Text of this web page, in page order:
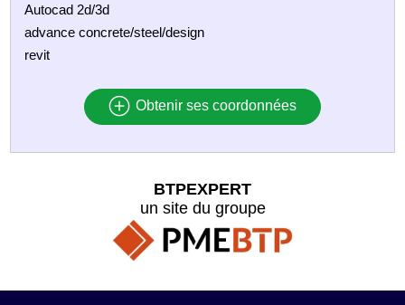
Autocad 2d/3d
advance concrete/steel/design
revit
Obtenir ses coordonnées
BTPEXPERT
un site du groupe